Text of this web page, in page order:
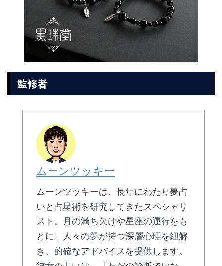
監修者
ムーンツッキー
ムーンツッキーは、長年にわたり夢占
いと占星術を研究してきたスペシャリ
スト。月の満ち欠けや星座の運行をも
とに、人々の夢が持つ深層心理を紐解
き、的確なアドバイスを提供します。